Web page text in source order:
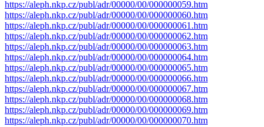
https://aleph.nkp.cz/publ/adr/00000/00/000000059.htm
https://aleph.nkp.cz/publ/adr/00000/00/000000060.htm
https://aleph.nkp.cz/publ/adr/00000/00/000000061.htm
https://aleph.nkp.cz/publ/adr/00000/00/000000062.htm
https://aleph.nkp.cz/publ/adr/00000/00/000000063.htm
https://aleph.nkp.cz/publ/adr/00000/00/000000064.htm
https://aleph.nkp.cz/publ/adr/00000/00/000000065.htm
https://aleph.nkp.cz/publ/adr/00000/00/000000066.htm
https://aleph.nkp.cz/publ/adr/00000/00/000000067.htm
https://aleph.nkp.cz/publ/adr/00000/00/000000068.htm
https://aleph.nkp.cz/publ/adr/00000/00/000000069.htm
https://aleph.nkp.cz/publ/adr/00000/00/000000070.htm